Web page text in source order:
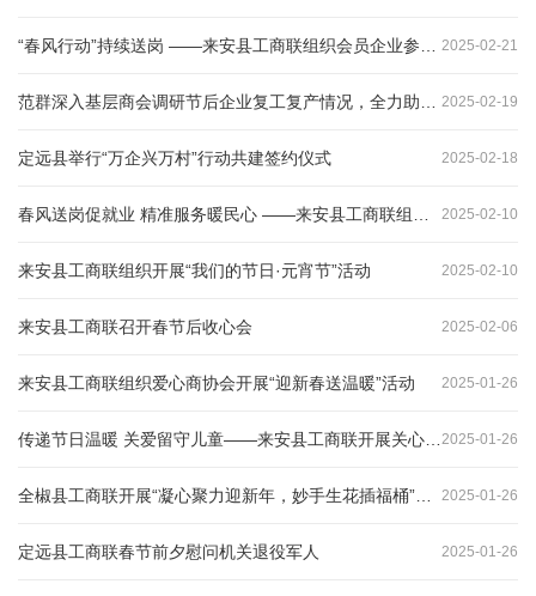
2025-02-21
“春风行动”持续送岗 ——来安县工商联组织会员企业参加新安镇专场人才招聘会
2025-02-19
范群深入基层商会调研节后企业复工复产情况，全力助推 “开门红”
2025-02-18
定远县举行“万企兴万村”行动共建签约仪式
2025-02-10
春风送岗促就业 精准服务暖民心 ——来安县工商联组织会员企业参加人才招聘会
2025-02-10
来安县工商联组织开展“我们的节日·元宵节”活动
2025-02-06
来安县工商联召开春节后收心会
2025-01 -26
来安县工商联组织爱心商协会开展“迎新春送温暖”活动
2025-01 -26
传递节日温暖 关爱留守儿童——来安县工商联开展关心慰问活动
2025-01 -26
全椒县工商联开展“凝心聚力迎新年，妙手生花插福桶”活动
2025-01 -26
定远县工商联春节前夕慰问机关退役军人